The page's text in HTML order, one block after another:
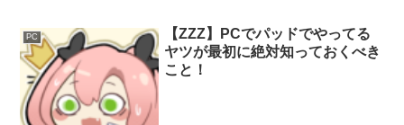
PC
【ZZZ】PCでパッドでやってる
ヤツが最初に絶対知っておくべき
こと！